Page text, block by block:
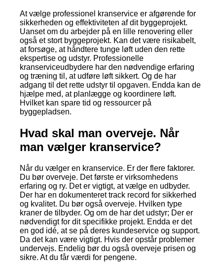
At vælge professionel kranservice er afgørende for
sikkerheden og effektiviteten af dit byggeprojekt.
Uanset om du arbejder på en lille renovering eller
også et stort byggeprojekt. Kan det være risikabelt,
at forsøge, at håndtere tunge løft uden den rette
ekspertise og udstyr. Professionelle
kranserviceudbydere har den nødvendige erfaring
og træning til, at udføre løft sikkert. Og de har
adgang til det rette udstyr til opgaven. Endda kan de
hjælpe med, at planlægge og koordinere løft.
Hvilket kan spare tid og ressourcer på
byggepladsen.
Hvad skal man overveje. Når
man vælger kranservice?
Når du vælger en kranservice. Er der flere faktorer.
Du bør overveje. Det første er virksomhedens
erfaring og ry. Det er vigtigt, at vælge en udbyder.
Der har en dokumenteret track record for sikkerhed
og kvalitet. Du bør også overveje. Hvilken type
kraner de tilbyder. Og om de har det udstyr; Der er
nødvendigt for dit specifikke projekt. Endda er det
en god idé, at se på deres kundeservice og support.
Da det kan være vigtigt. Hvis der opstår problemer
undervejs. Endelig bør du også overveje prisen og
sikre. At du får værdi for pengene.